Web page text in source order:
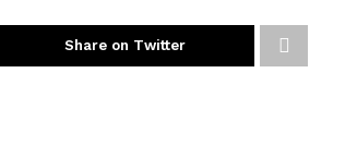
Share on Twitter